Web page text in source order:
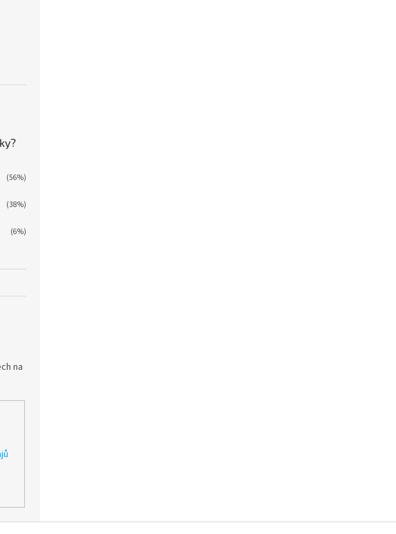
(56%)
(38%)
(6%)
na